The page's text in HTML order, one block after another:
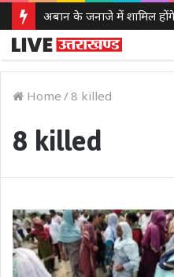
Home /8 killed
8 killed